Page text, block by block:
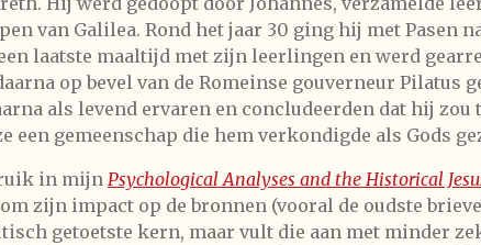
van Galilea. Rond het jaar 30 ging hij met Pasen
laatste maaltijd met zijn leerlingen en werd
op bevel van de Romeinse gouverneur
als levend ervaren en concludeerden dat hij
een gemeenschap die hem verkondigde als Gods
in mijn Psychological Analyses and the Historical
zijn impact op de bronnen (vooral de oudste
getoetste kern, maar vult die aan met minder